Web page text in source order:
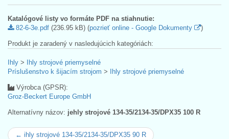
Katalógové listy vo formáte PDF na stiahnutie:
82-6-3e.pdf (236.95 kB) (pozrieť online - Google Dokumenty )
Produkt je zaradený v nasledujúcich kategóriách:
Ihly > Ihly strojové priemyselné
Príslušenstvo k šijacím strojom > Ihly strojové priemyselné
Výrobca (GPSR):
Groz-Beckert Europe GmbH
Alternatívny názov: jehly strojové 134-35/2134-35/DPX35 100 R
← ihly strojové 134-35/2134-35/DPX35 90 R